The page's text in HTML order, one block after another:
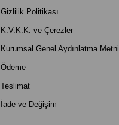
Gizlilik Politikası
K.V.K.K. ve Çerezler
Kurumsal Genel Aydınlatma Metni
Ödeme
Teslimat
İade ve Değişim